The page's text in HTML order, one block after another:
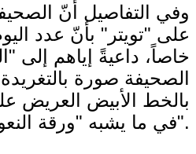
وفي التفاصيل أنّ
على "تويتر" بأنّ عدد
خاصاً، داعيةً إياهم إلى
الصحيفة صورة
بالخط الأبيض العريض
في ما يشبه "ورقة النعوة".